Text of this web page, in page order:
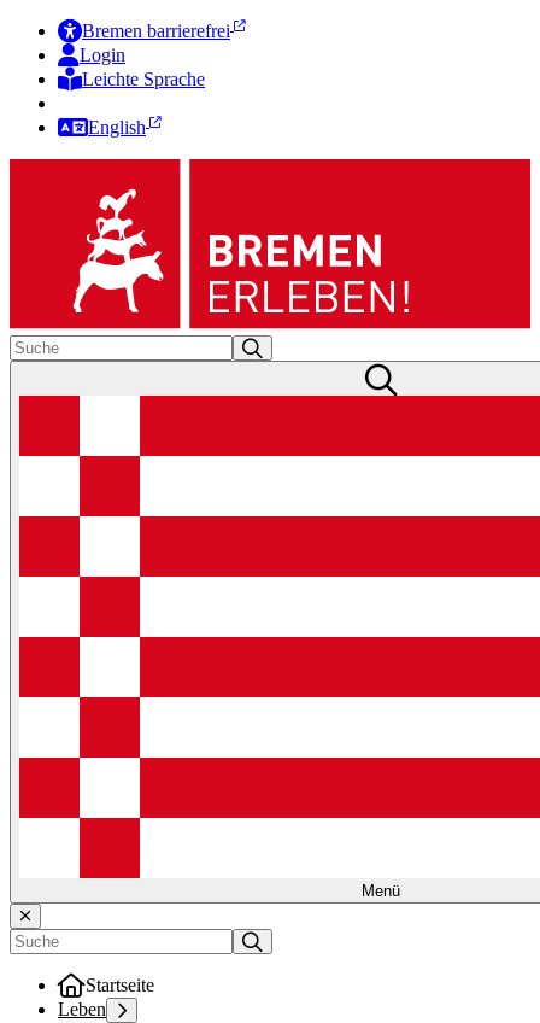
Bremen barrierefrei
Login
Leichte Sprache
English
Menü
Startseite
Leben